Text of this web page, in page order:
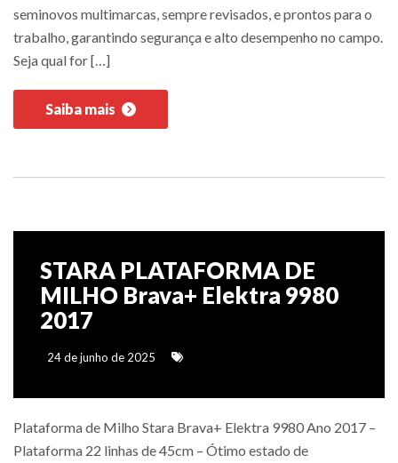
seminovos multimarcas, sempre revisados, e prontos para o
trabalho, garantindo segurança e alto desempenho no campo.
Seja qual for […]
Saiba mais
STARA PLATAFORMA DE
MILHO Brava+ Elektra 9980
2017
24 de junho de 2025
Plataforma de Milho Stara Brava+ Elektra 9980 Ano 2017 –
Plataforma 22 linhas de 45cm – Ótimo estado de